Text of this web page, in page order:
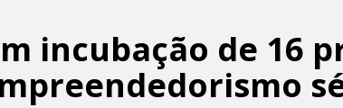
incubação de 16